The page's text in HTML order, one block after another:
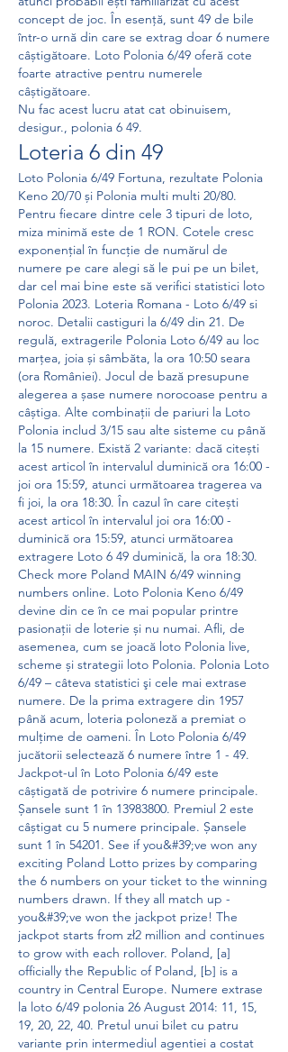
concept de joc. În esență, sunt 49 de bile
într-o urnă din care se extrag doar 6 numere
câștigătoare. Loto Polonia 6/49 oferă cote
foarte atractive pentru numerele
câștigătoare.
Nu fac acest lucru atat cat obinuisem,
desigur., polonia 6 49.
Loteria 6 din 49
Loto Polonia 6/49 Fortuna, rezultate Polonia
Keno 20/70 și Polonia multi multi 20/80.
Pentru fiecare dintre cele 3 tipuri de loto,
miza minimă este de 1 RON. Cotele cresc
exponențial în funcție de numărul de
numere pe care alegi să le pui pe un bilet,
dar cel mai bine este să verifici statistici loto
Polonia 2023. Loteria Romana - Loto 6/49 si
noroc. Detalii castiguri la 6/49 din 21. De
regulă, extragerile Polonia Loto 6/49 au loc
marțea, joia și sâmbăta, la ora 10:50 seara
(ora României). Jocul de bază presupune
alegerea a șase numere norocoase pentru a
câștiga. Alte combinații de pariuri la Loto
Polonia includ 3/15 sau alte sisteme cu până
la 15 numere. Există 2 variante: dacă citești
acest articol în intervalul duminică ora 16:00 -
joi ora 15:59, atunci următoarea tragerea va
fi joi, la ora 18:30. În cazul în care citești
acest articol în intervalul joi ora 16:00 -
duminică ora 15:59, atunci următoarea
extragere Loto 6 49 duminică, la ora 18:30.
Check more Poland MAIN 6/49 winning
numbers online. Loto Polonia Keno 6/49
devine din ce în ce mai popular printre
pasionații de loterie și nu numai. Afli, de
asemenea, cum se joacă loto Polonia live,
scheme și strategii loto Polonia. Polonia Loto
6/49 – câteva statistici şi cele mai extrase
numere. De la prima extragere din 1957
până acum, loteria poloneză a premiat o
mulţime de oameni. În Loto Polonia 6/49
jucătorii selectează 6 numere între 1 - 49.
Jackpot-ul în Loto Polonia 6/49 este
câștigată de potrivire 6 numere principale.
Șansele sunt 1 în 13983800. Premiul 2 este
câștigat cu 5 numere principale. Șansele
sunt 1 în 54201. See if you&#39;ve won any
exciting Poland Lotto prizes by comparing
the 6 numbers on your ticket to the winning
numbers drawn. If they all match up -
you&#39;ve won the jackpot prize! The
jackpot starts from zł2 million and continues
to grow with each rollover. Poland, [a]
officially the Republic of Poland, [b] is a
country in Central Europe. Numere extrase
la loto 6/49 polonia 26 August 2014: 11, 15,
19, 20, 22, 40. Pretul unui bilet cu patru
variante prin intermediul agentiei a costat